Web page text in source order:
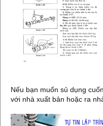
Nếu bạn muốn sủ dụng
với nhà xuất bản hoặc ra